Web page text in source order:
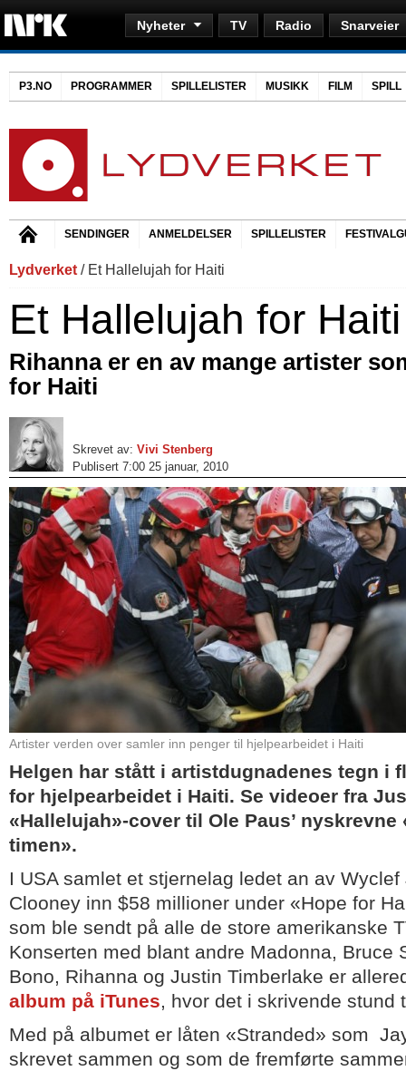
Nyheter TV Radio Snarveier
P3.NO PROGRAMMER SPILLELISTER MUSIKK FILM SPILL
SENDINGER ANMELDELSER SPILLELISTER
Lydverket / Et Hallelujah for Haiti
Et Hallelujah for Haiti
Rihanna er en av mange artister
for Haiti
Skrevet av: Vivi Stenberg
Publisert 7:00 25 januar, 2010
Artister verden over samler inn penger til hjelpearbeidet i Haiti
Helgen har stått i artistdugnadenes tegn i
for hjelpearbeidet i Haiti. Se videoer fra
«Hallelujah»-cover til Ole Paus’ nyskrevne
timen».
I USA samlet et stjernelag ledet an av
Clooney inn $58 millioner under «Hope for
som ble sendt på alle de store amerikanske
Konserten med blant andre Madonna, Bruce
Bono, Rihanna og Justin Timberlake er
album på iTunes, hvor det i skrivende stund
Med på albumet er låten «Stranded» som
skrevet sammen og som de fremførte